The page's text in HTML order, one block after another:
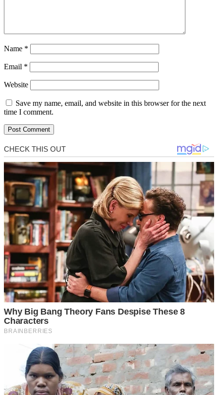
Name *
Email *
Website
Save my name, email, and website in this browser for the next
time I comment.